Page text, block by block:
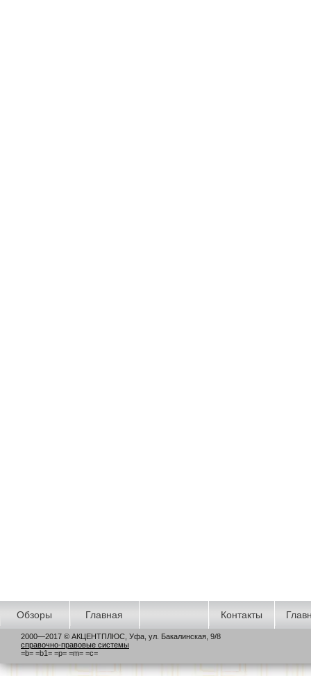
Обзоры Главная Контакты
2000—2017 © АКЦЕНТПЛЮС, Уфа, ул. Бакалинская, 9/8
справочно-правовые системы
=b= =b1= =p= =m= =c=